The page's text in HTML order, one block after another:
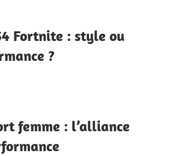
Fortnite : style ou
?
femme : l’alliance